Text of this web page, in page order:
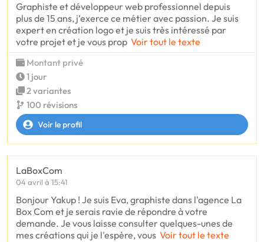
Graphiste et développeur web professionnel depuis
plus de 15 ans, j’exerce ce métier avec passion. Je suis
expert en création logo et je suis très intéressé par
votre projet et je vous prop Voir tout le texte
Montant privé
1 jour
2 variantes
100 révisions
Voir le profil
LaBoxCom
04 avril à 15:41
Bonjour Yakup ! Je suis Eva, graphiste dans l'agence La
Box Com et je serais ravie de répondre à votre
demande. Je vous laisse consulter quelques-unes de
mes créations qui je l'espère, vous Voir tout le texte